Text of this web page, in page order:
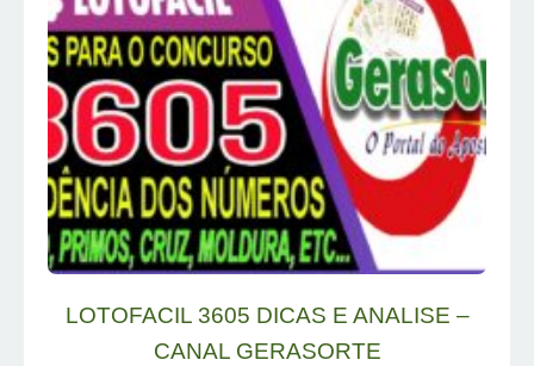
LOTOFACIL 3605 DICAS E ANALISE –
CANAL GERASORTE